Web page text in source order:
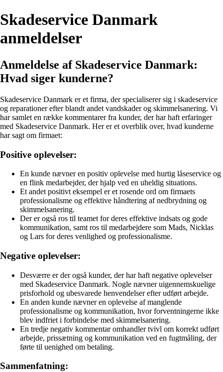
Skadeservice Danmark
anmeldelser
Anmeldelse af Skadeservice Danmark:
Hvad siger kunderne?
Skadeservice Danmark er et firma, der specialiserer sig i skadeservice
og reparationer efter blandt andet vandskader og skimmelsanering. Vi
har samlet en række kommentarer fra kunder, der har haft erfaringer
med Skadeservice Danmark. Her er et overblik over, hvad kunderne
har sagt om firmaet:
Positive oplevelser:
En kunde nævner en positiv oplevelse med hurtig låseservice og
en flink medarbejder, der hjalp ved en uheldig situations.
Et andet positivt eksempel er et rosende ord om firmaets
professionalisme og effektive håndtering af nedbrydning og
skimmelsanering.
Der er også ros til teamet for deres effektive indsats og gode
kommunikation, samt ros til medarbejdere som Mads, Nicklas
og Lars for deres venlighed og professionalisme.
Negative oplevelser:
Desværre er der også kunder, der har haft negative oplevelser
med Skadeservice Danmark. Nogle nævner uigennemskuelige
prisforhold og ubesvarede henvendelser efter udført arbejde.
En anden kunde nævner en oplevelse af manglende
professionalisme og kommunikation, hvor forventningerne ikke
blev indfriet i forbindelse med skimmelsanering.
En tredje negativ kommentar omhandler tvivl om korrekt udført
arbejde, prissætning og kommunikation ved en fugtmåling, der
førte til uenighed om betaling.
Sammenfatning: